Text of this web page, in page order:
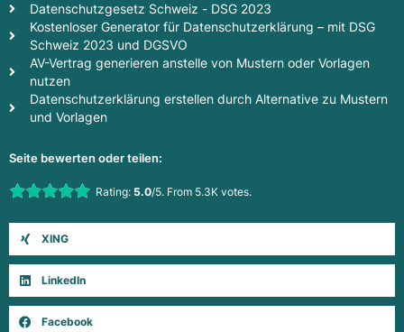
Datenschutzgesetz Schweiz - DSG 2023
Kostenloser Generator für Datenschutzerklärung – mit DSG
Schweiz 2023 und DGSVO
AV-Vertrag generieren anstelle von Mustern oder Vorlagen
nutzen
Datenschutzerklärung erstellen durch Alternative zu Mustern
und Vorlagen
Seite bewerten oder teilen:
Rate this item:Rating: 5.0/5. From 5.3K votes.
XING
LinkedIn
Facebook